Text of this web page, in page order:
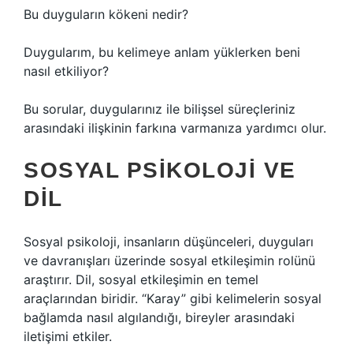
Bu duyguların kökeni nedir?
Duygularım, bu kelimeye anlam yüklerken beni
nasıl etkiliyor?
Bu sorular, duygularınız ile bilişsel süreçleriniz
arasındaki ilişkinin farkına varmanıza yardımcı olur.
SOSYAL PSIKOLOJI VE
DIL
Sosyal psikoloji, insanların düşünceleri, duyguları
ve davranışları üzerinde sosyal etkileşimin rolünü
araştırır. Dil, sosyal etkileşimin en temel
araçlarından biridir. “Karay” gibi kelimelerin sosyal
bağlamda nasıl algılandığı, bireyler arasındaki
iletişimi etkiler.